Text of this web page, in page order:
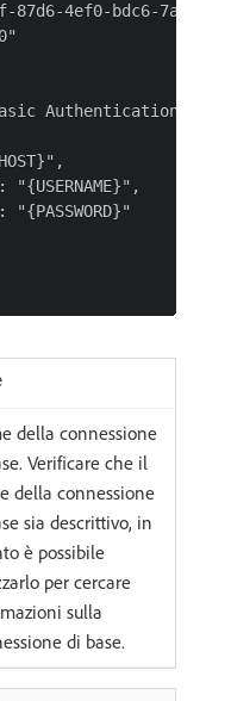
87d6-4ef0-bdc6-
Authentication",
"{USERNAME}",
"{PASSWORD}"
della connessione
Verificare che il
della connessione
sia descrittivo, in
è possibile
per cercare
sulla
di base.